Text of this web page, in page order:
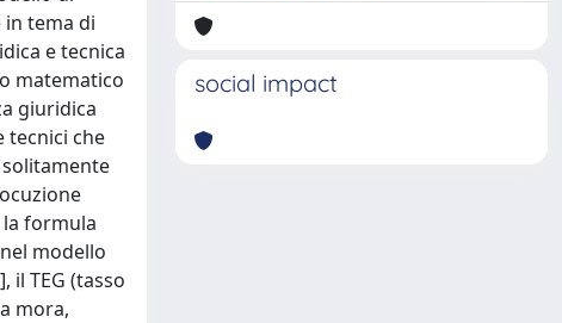
in tema di
e tecnica
matematico
giuridica
tecnici che
la formula
modello
TEG (tasso
mora,
social impact